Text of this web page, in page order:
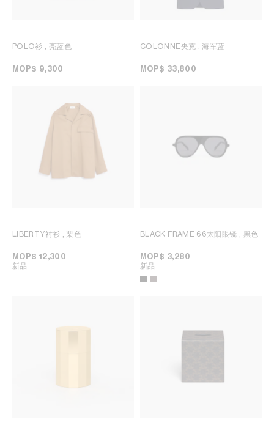
POLO衫 ; 亮蓝色
MOP$ 9,300
COLONNE夹克 ; 海军蓝
MOP$ 33,800
LIBERTY衬衫 ; 栗色
MOP$ 12,300
新品
BLACK FRAME 66太阳眼镜 ; 黑色
MOP$ 3,280
新品